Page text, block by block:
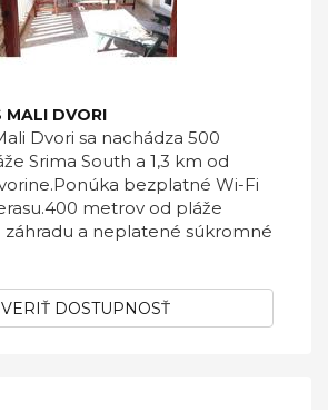
MALI DVORI
Dvori sa nachádza 500
Srima South a 1,3 km od
bezplatné Wi-Fi
metrov od pláže
záhradu a neplatené súkromné
DOSTUPNOSŤ